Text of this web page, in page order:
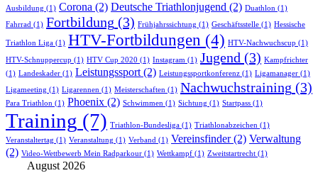
Ausbildung (1) Corona (2) Deutsche Triathlonjugend (2) Duathlon (1)
Fahrrad (1) Fortbildung (3) Frühjahrssichtung (1) Geschäftsstelle (1) Hessische
Triathlon Liga (1) HTV-Fortbildungen (4) HTV-Nachwuchscup (1)
HTV-Schnuppercup (1) HTV Cup 2020 (1) Instagram (1) Jugend (3) Kampfrichter
(1) Landeskader (1) Leistungssport(2) Leistungssportkonferenz (1) Ligamanager (1)
Ligameeting (1) Ligarennen (1) Meisterschaften (1) Nachwuchstraining (3)
Para Triathlon (1) Phoenix (2) Schwimmen (1) Sichtung (1) Startpass (1)
Training (7) Triathlon-Bundesliga (1) Triathlonabzeichen (1)
Veranstaltertag (1) Veranstaltung (1) Verband (1) Vereinsfinder(2) Verwaltung
(2) Video-Wettbewerb Mein Radparkour (1) Wettkampf (1) Zweitstartrecht (1)
August 2026